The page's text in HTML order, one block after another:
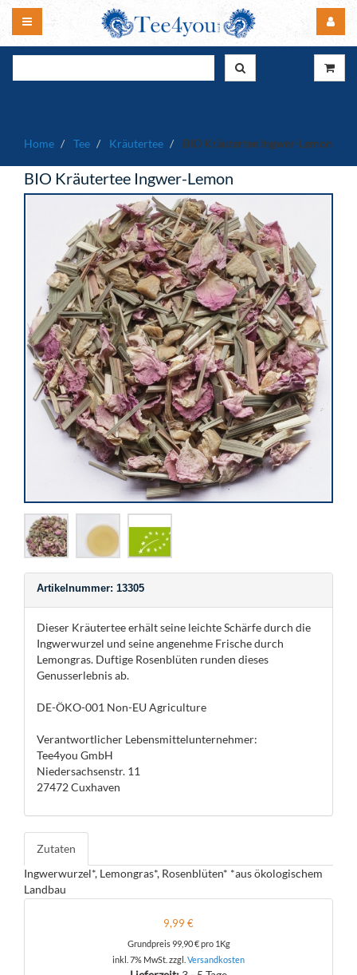
Home Tee Kräutertee BIO Kräutertee Ingwer-Lemon
BIO Kräutertee Ingwer-Lemon
Artikelnummer: 13305
Dieser Kräutertee erhält seine leichte Schärfe durch die
Ingwerwurzel und seine angenehme Frische durch
Lemongras. Duftige Rosenblüten runden dieses
Genusserlebnis ab.
DE-ÖKO-001 Non-EU Agriculture
Verantwortlicher Lebensmittelunternehmer:
Tee4you GmbH
Niedersachsenstr. 11
27472 Cuxhaven
Zutaten
Ingwerwurzel*, Lemongras*, Rosenblüten* *aus ökologischem
Landbau
9,99 €
Grundpreis99,90 €pro 1Kg
inkl. 7% MwSt. zzgl. Versandkosten